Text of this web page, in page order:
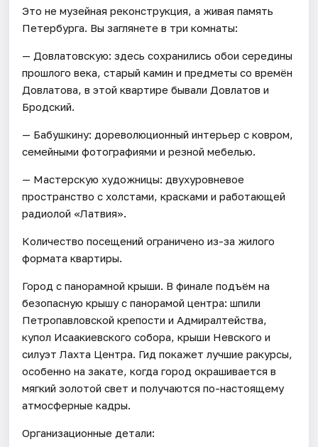
Это не музейная реконструкция, а живая память
Петербурга. Вы заглянете в три комнаты:
— Довлатовскую: здесь сохранились обои середины
прошлого века, старый камин и предметы со времён
Довлатова, в этой квартире бывали Довлатов и
Бродский.
— Бабушкину: дореволюционный интерьер с ковром,
семейными фотографиями и резной мебелью.
— Мастерскую художницы: двухуровневое
пространство с холстами, красками и работающей
радиолой «Латвия».
Количество посещений ограничено из-за жилого
формата квартиры.
Город с панорамной крыши. В финале подъём на
безопасную крышу с панорамой центра: шпили
Петропавловской крепости и Адмиралтейства,
купол Исаакиевского собора, крыши Невского и
силуэт Лахта Центра. Гид покажет лучшие ракурсы,
особенно на закате, когда город окрашивается в
мягкий золотой свет и получаются по-настоящему
атмосферные кадры.
Организационные детали: